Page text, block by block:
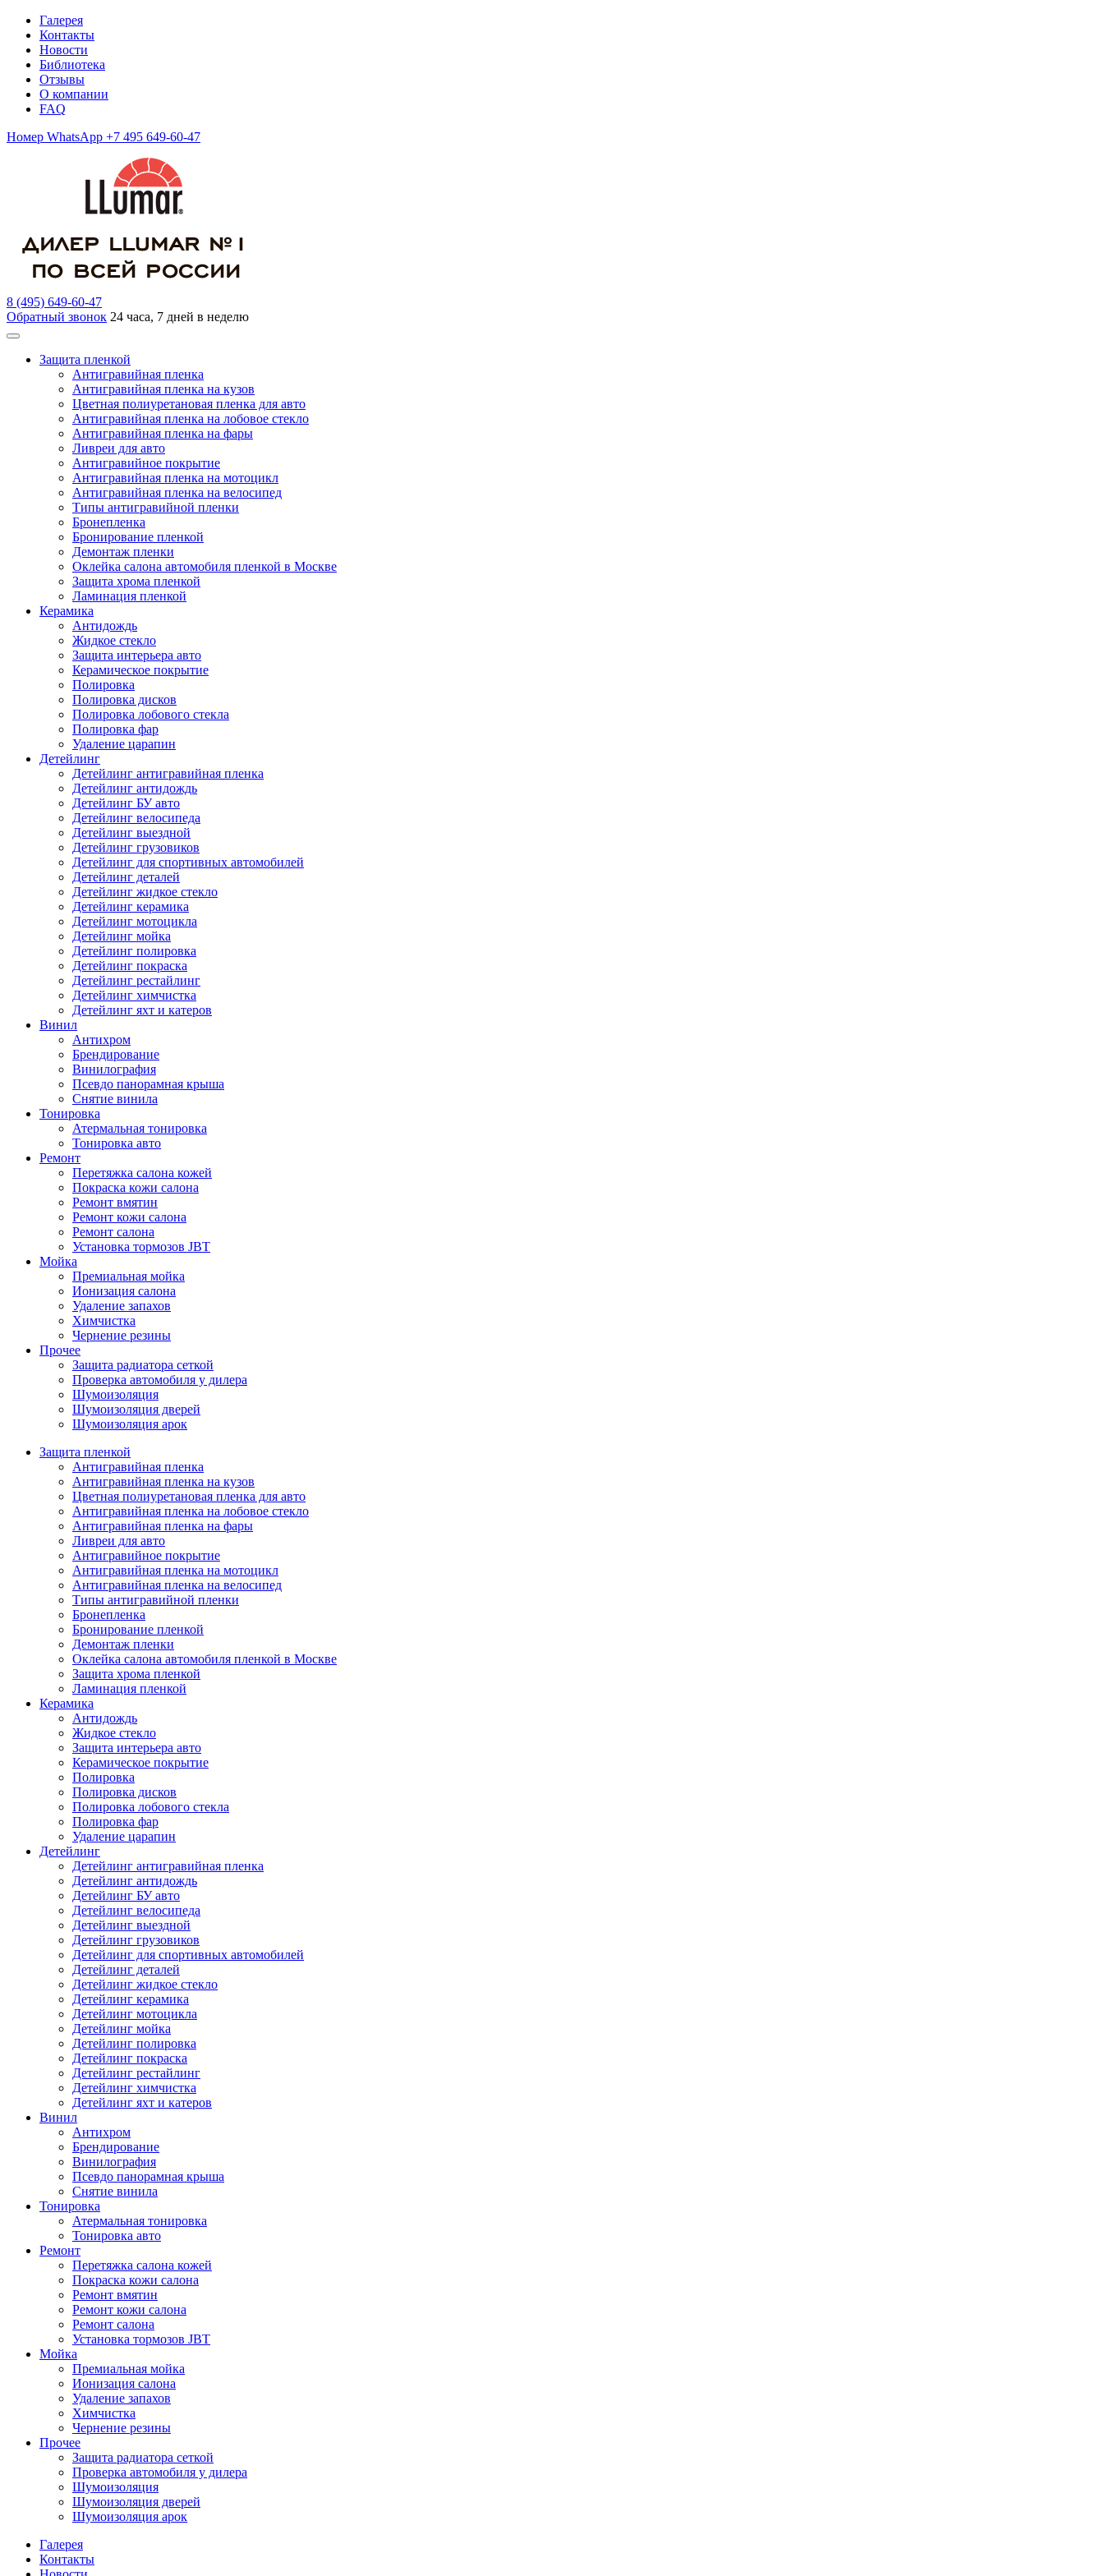
Галерея
Контакты
Новости
Библиотека
Отзывы
О компании
FAQ
Номер WhatsApp +7 495 649-60-47
8 (495) 649-60-47
Обратный звонок 24 часа, 7 дней в неделю
Защита пленкой
Антигравийная пленка
Антигравийная пленка на кузов
Цветная полиуретановая пленка для авто
Антигравийная пленка на лобовое стекло
Антигравийная пленка на фары
Ливреи для авто
Антигравийное покрытие
Антигравийная пленка на мотоцикл
Антигравийная пленка на велосипед
Типы антигравийной пленки
Бронепленка
Бронирование пленкой
Демонтаж пленки
Оклейка салона автомобиля пленкой в Москве
Защита хрома пленкой
Ламинация пленкой
Керамика
Антидождь
Жидкое стекло
Защита интерьера авто
Керамическое покрытие
Полировка
Полировка дисков
Полировка лобового стекла
Полировка фар
Удаление царапин
Детейлинг
Детейлинг антигравийная пленка
Детейлинг антидождь
Детейлинг БУ авто
Детейлинг велосипеда
Детейлинг выездной
Детейлинг грузовиков
Детейлинг для спортивных автомобилей
Детейлинг деталей
Детейлинг жидкое стекло
Детейлинг керамика
Детейлинг мотоцикла
Детейлинг мойка
Детейлинг полировка
Детейлинг покраска
Детейлинг рестайлинг
Детейлинг химчистка
Детейлинг яхт и катеров
Винил
Антихром
Брендирование
Винилография
Псевдо панорамная крыша
Снятие винила
Тонировка
Атермальная тонировка
Тонировка авто
Ремонт
Перетяжка салона кожей
Покраска кожи салона
Ремонт вмятин
Ремонт кожи салона
Ремонт салона
Установка тормозов JBT
Мойка
Премиальная мойка
Ионизация салона
Удаление запахов
Химчистка
Чернение резины
Прочее
Защита радиатора сеткой
Проверка автомобиля у дилера
Шумоизоляция
Шумоизоляция дверей
Шумоизоляция арок
Защита пленкой
Антигравийная пленка
Антигравийная пленка на кузов
Цветная полиуретановая пленка для авто
Антигравийная пленка на лобовое стекло
Антигравийная пленка на фары
Ливреи для авто
Антигравийное покрытие
Антигравийная пленка на мотоцикл
Антигравийная пленка на велосипед
Типы антигравийной пленки
Бронепленка
Бронирование пленкой
Демонтаж пленки
Оклейка салона автомобиля пленкой в Москве
Защита хрома пленкой
Ламинация пленкой
Керамика
Антидождь
Жидкое стекло
Защита интерьера авто
Керамическое покрытие
Полировка
Полировка дисков
Полировка лобового стекла
Полировка фар
Удаление царапин
Детейлинг
Детейлинг антигравийная пленка
Детейлинг антидождь
Детейлинг БУ авто
Детейлинг велосипеда
Детейлинг выездной
Детейлинг грузовиков
Детейлинг для спортивных автомобилей
Детейлинг деталей
Детейлинг жидкое стекло
Детейлинг керамика
Детейлинг мотоцикла
Детейлинг мойка
Детейлинг полировка
Детейлинг покраска
Детейлинг рестайлинг
Детейлинг химчистка
Детейлинг яхт и катеров
Винил
Антихром
Брендирование
Винилография
Псевдо панорамная крыша
Снятие винила
Тонировка
Атермальная тонировка
Тонировка авто
Ремонт
Перетяжка салона кожей
Покраска кожи салона
Ремонт вмятин
Ремонт кожи салона
Ремонт салона
Установка тормозов JBT
Мойка
Премиальная мойка
Ионизация салона
Удаление запахов
Химчистка
Чернение резины
Прочее
Защита радиатора сеткой
Проверка автомобиля у дилера
Шумоизоляция
Шумоизоляция дверей
Шумоизоляция арок
Галерея
Контакты